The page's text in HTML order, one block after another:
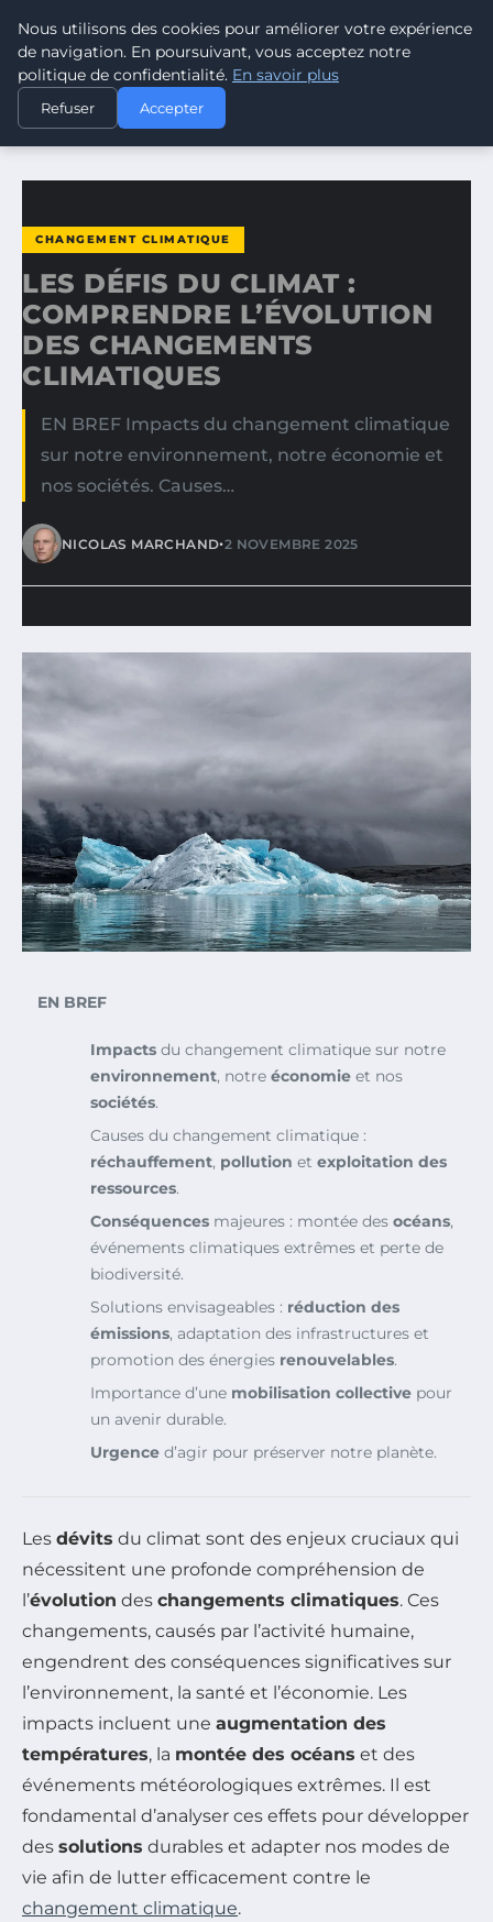
CLIMATE RESPONSE BLOG
ACCUEIL
CHANGEMENT CLIMATIQUE
LES DÉFIS DU CLIMAT : COMPRENDRE L’ÉVOLUTION DES…
CHANGEMENT CLIMATIQUE
LES DÉFIS DU CLIMAT :
COMPRENDRE L’ÉVOLUTION
DES CHANGEMENTS
CLIMATIQUES
EN BREF Impacts du changement climatique
sur notre environnement, notre économie et
nos sociétés. Causes…
NICOLAS MARCHAND•2 NOVEMBRE 2025
EN BREF
Impacts du changement climatique sur notre
environnement, notre économie et nos
sociétés.
Causes du changement climatique :
réchauffement, pollution et exploitation des
ressources.
Conséquences majeures : montée des océans,
événements climatiques extrêmes et perte de
biodiversité.
Solutions envisageables : réduction des
émissions, adaptation des infrastructures et
promotion des énergies renouvelables.
Importance d’une mobilisation collective pour
un avenir durable.
Urgence d’agir pour préserver notre planète.
Les dévits du climat sont des enjeux cruciaux qui
nécessitent une profonde compréhension de
l’évolution des changements climatiques. Ces
changements, causés par l’activité humaine,
engendrent des conséquences significatives sur
l’environnement, la santé et l’économie. Les
impacts incluent une augmentation des
températures, la montée des océans et des
événements météorologiques extrêmes. Il est
fondamental d’analyser ces effets pour développer
des solutions durables et adapter nos modes de
vie afin de lutter efficacement contre le
changement climatique.
Nous utilisons des cookies pour améliorer votre expérience
de navigation. En poursuivant, vous acceptez notre
politique de confidentialité. En savoir plus
Refuser Accepter